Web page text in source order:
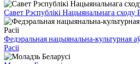
Савет Рэспублікі Нацыянальнага сходу
Федэральная нацыянальна-культурная
Расіі